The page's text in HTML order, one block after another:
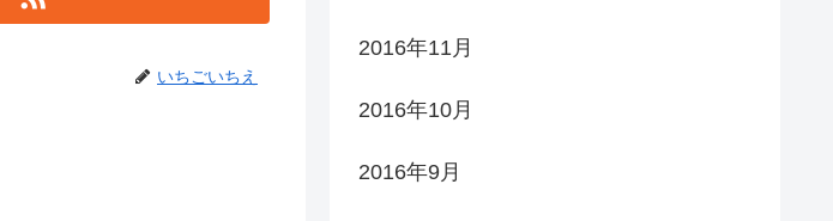
いちごいちえ
2016年11月
2016年10月
2016年9月